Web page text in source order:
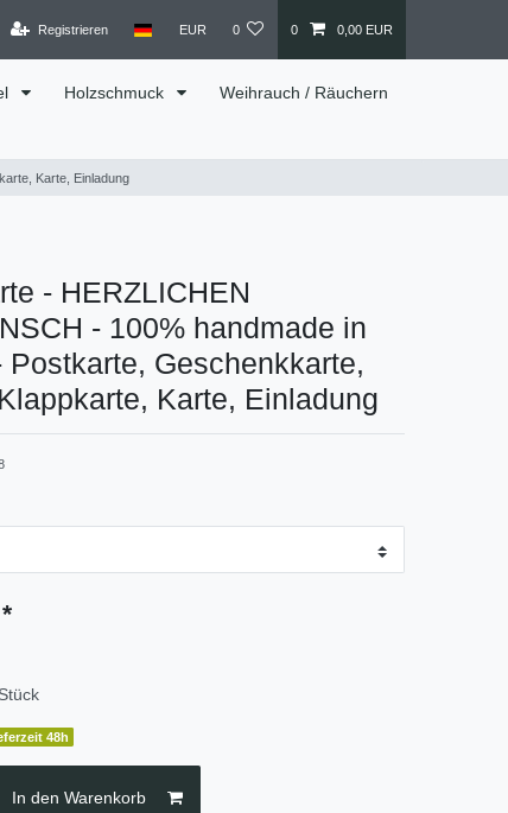
Registrieren EUR 0 0 0,00 EUR
Holzschmuck Weihrauch / Räuchern
Karte, Einladung
- HERZLICHEN
- 100% handmade in
Postkarte, Geschenkkarte,
Karte, Einladung
*
48h
In den Warenkorb